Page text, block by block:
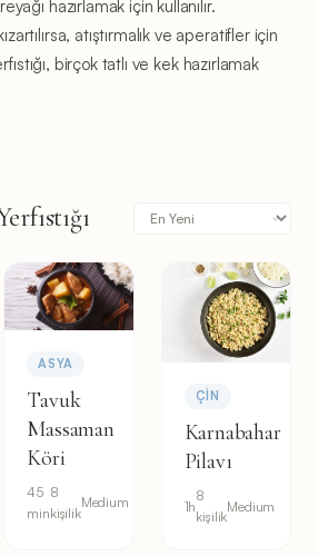
hazırlamak için kullanılır.
atıştırmalık ve aperatifler için
birçok tatlı ve kek hazırlamak
ASYA
Tavuk
Massaman
Köri
45
min
8
kişilik
Medium
ÇIN
Karnabahar
Pilavı
1h
8
kişilik
Medium